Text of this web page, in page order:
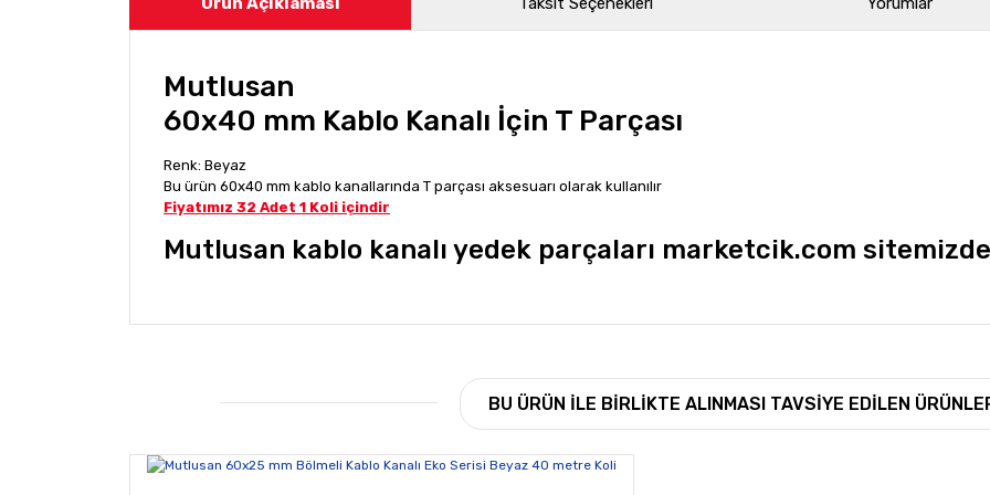
Mutlusan
60x40 mm Kablo Kanalı İçin T Parçası
Renk: Beyaz
Bu ürün 60x40 mm kablo kanallarında T parçası aksesuarı olarak kullanılır
Fiyatımız 32 Adet 1 Koli içindir
Mutlusan kablo kanalı yedek parçaları marketcik.com sitemizde
Yorum Yaz
Bu ürünün fiyat bilgisi, resim, ürün açıklamalarında ve diğer konularda yetersiz gördüğünüz noktaları öneri formunu
Ürün resmi kalitesiz, bozuk veya görüntülenemiyor.
Ürün bilgilerinde hatalar bulunuyor.
BU ÜRÜN İLE BİRLİKTE ALINMASI TAVSİYE EDİLEN